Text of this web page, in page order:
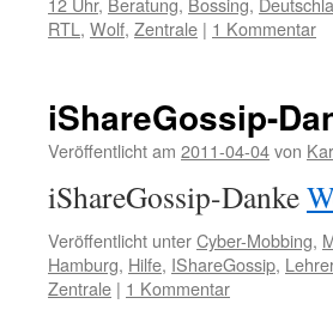
RTL , Wolf, Zentrale | 1 Kommentar
iShareGossip-
Veröffentlicht am 2011-04-04von
iShareGossip-Danke
Veröffentlicht unterCyber-Mobbing,
Hamburg, Hilfe, IShareGossip, Lehrer
Zentrale | 1 Kommentar